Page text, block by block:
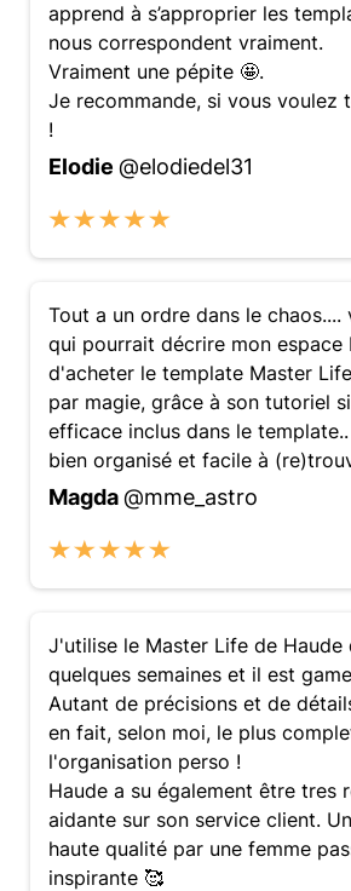
apprend à s’approprier les
nous correspondent vraiment.
Vraiment une pépite 🤩.
Je recommande, si vous voulez
!
Elodie @elodiedel31
Tout a un ordre dans le chaos....
qui pourrait décrire mon espace
d'acheter le template Master
par magie, grâce à son tutoriel
efficace inclus dans le
bien organisé et facile à
Magda@mme_astro
J'utilise le Master Life de Haude
quelques semaines et il est
Autant de précisions et de
en fait, selon moi, le plus
l'organisation perso !
Haude a su également être tres
aidante sur son service client.
haute qualité par une femme
inspirante 🥰